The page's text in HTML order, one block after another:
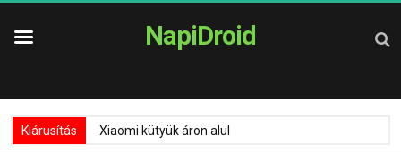
NapiDroid
Kiárusítás Xiaomi kütyük áron alul